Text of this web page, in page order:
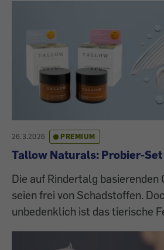
26.3.2026 PREMIUM
Tallow Naturals: Probier-Set
Die auf Rindertalg basierenden
seien frei von Schadstoffen.
unbedenklich ist das tierische